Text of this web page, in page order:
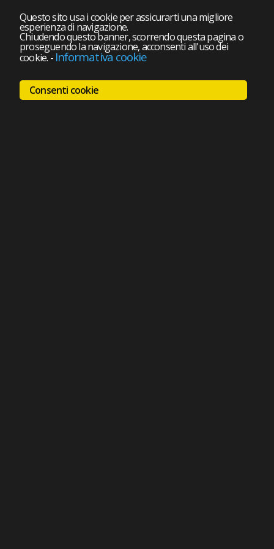
Questo sito usa i cookie per assicurarti una migliore
esperienza di navigazione.
Chiudendo questo banner, scorrendo questa pagina o
proseguendo la navigazione, acconsenti all'uso dei
cookie. - Informativa cookie
Consenti cookie